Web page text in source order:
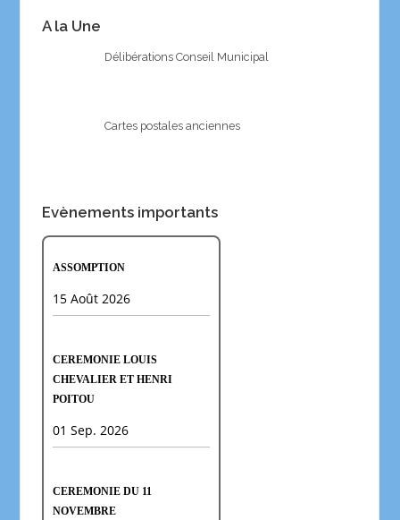
A la Une
Délibérations Conseil Municipal
Cartes postales anciennes
Evènements importants
ASSOMPTION
15 Août 2026
CEREMONIE LOUIS
CHEVALIER ET HENRI
POITOU
01 Sep. 2026
CEREMONIE DU 11
NOVEMBRE